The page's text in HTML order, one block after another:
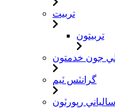
تربيت
تربيتون
جون خدمتون
گرانٽس ٽيم
سالياني رپورٽون